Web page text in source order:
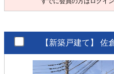
【新築戸建て】 佐